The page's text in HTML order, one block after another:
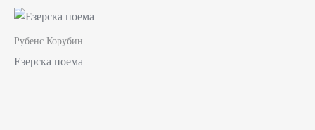
Рубенс Корубин
Езерска поема